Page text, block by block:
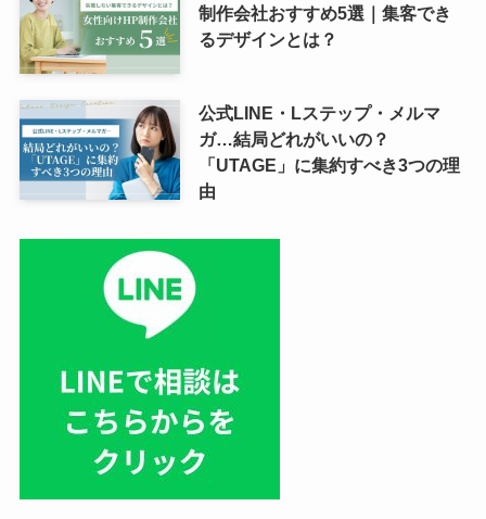
制作会社おすすめ5選｜集客でき
るデザインとは？
公式LINE・Lステップ・メルマ
ガ…結局どれがいいの？
「UTAGE」に集約すべき3つの理
由